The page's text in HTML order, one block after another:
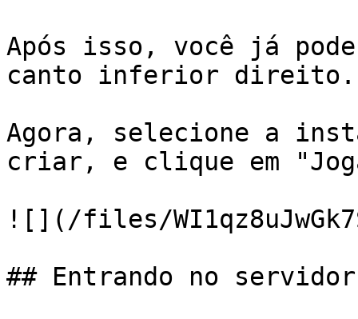
Após isso, você já
canto inferior direito.
Agora, selecione a
criar, e clique em
![](/files/
## Entrando no